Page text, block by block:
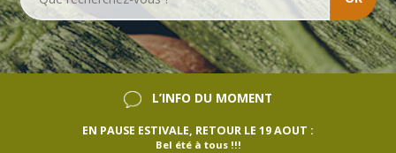
L’INFO DU MOMENT
EN PAUSE ESTIVALE, RETOUR LE 19 AOUT :
Bel été à tous !!!